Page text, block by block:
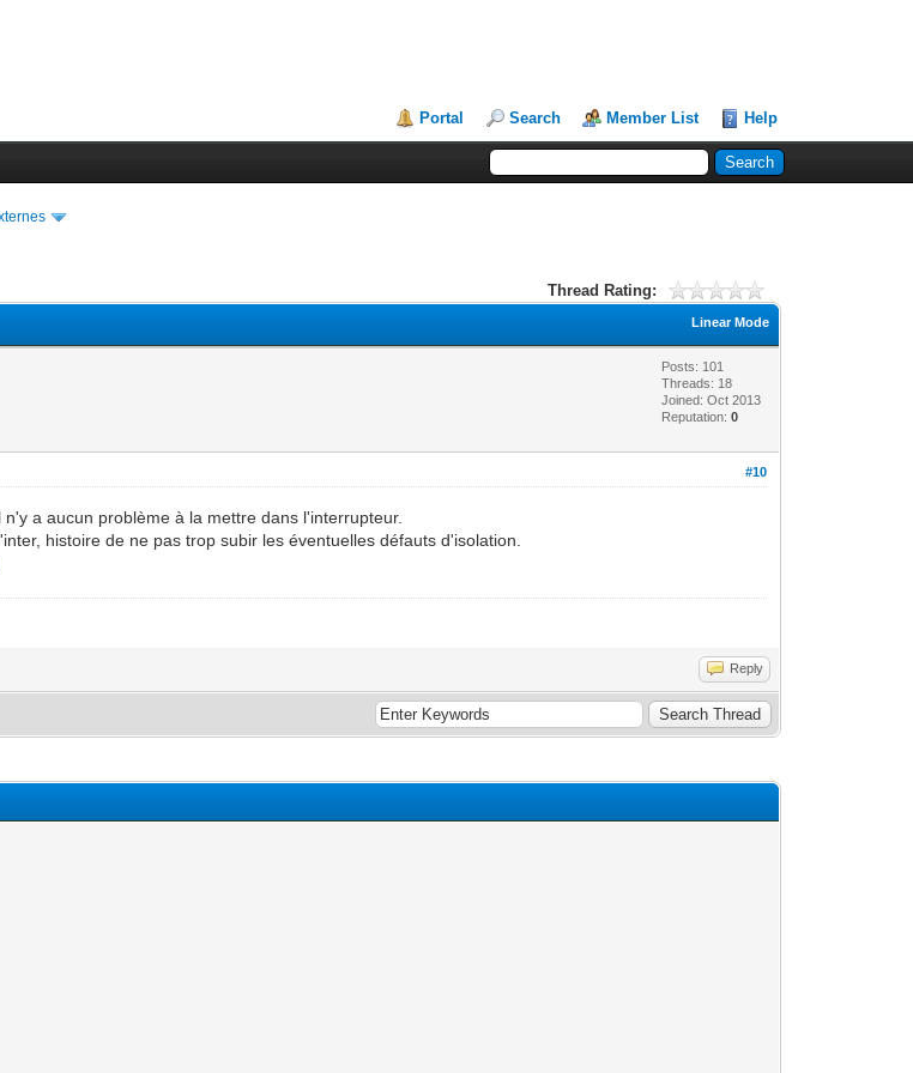
Portal Search Member List Help
Thread Rating:
Linear Mode
Posts: 101
Threads: 18
Joined: Oct 2013
Reputation:0
#10
a aucun problème à la mettre dans l'interrupteur.
histoire de ne pas trop subir les éventuelles défauts d'isolation.
Reply